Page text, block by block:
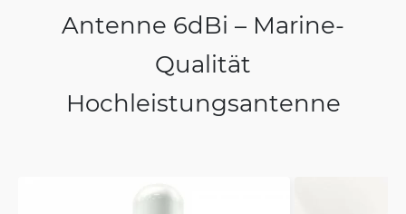
Antenne 6dBi – Marine-
Qualität
Hochleistungsantenne